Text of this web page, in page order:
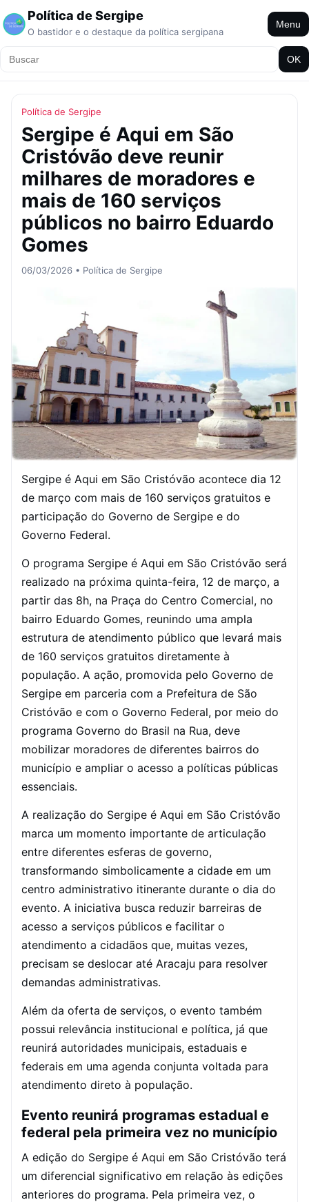
Política de Sergipe
O bastidor e o destaque da política sergipana
Menu
OK
Política de Sergipe
Sergipe é Aqui em São
Cristóvão deve reunir
milhares de moradores e
mais de 160 serviços
públicos no bairro Eduardo
Gomes
06/03/2026 • Política de Sergipe
Sergipe é Aqui em São Cristóvão acontece dia 12
de março com mais de 160 serviços gratuitos e
participação do Governo de Sergipe e do
Governo Federal.
O programa Sergipe é Aqui em São Cristóvão será
realizado na próxima quinta-feira, 12 de março, a
partir das 8h, na Praça do Centro Comercial, no
bairro Eduardo Gomes, reunindo uma ampla
estrutura de atendimento público que levará mais
de 160 serviços gratuitos diretamente à
população. A ação, promovida pelo Governo de
Sergipe em parceria com a Prefeitura de São
Cristóvão e com o Governo Federal, por meio do
programa Governo do Brasil na Rua, deve
mobilizar moradores de diferentes bairros do
município e ampliar o acesso a políticas públicas
essenciais.
A realização do Sergipe é Aqui em São Cristóvão
marca um momento importante de articulação
entre diferentes esferas de governo,
transformando simbolicamente a cidade em um
centro administrativo itinerante durante o dia do
evento. A iniciativa busca reduzir barreiras de
acesso a serviços públicos e facilitar o
atendimento a cidadãos que, muitas vezes,
precisam se deslocar até Aracaju para resolver
demandas administrativas.
Além da oferta de serviços, o evento também
possui relevância institucional e política, já que
reunirá autoridades municipais, estaduais e
federais em uma agenda conjunta voltada para
atendimento direto à população.
Evento reunirá programas estadual e
federal pela primeira vez no município
A edição do Sergipe é Aqui em São Cristóvão terá
um diferencial significativo em relação às edições
anteriores do programa. Pela primeira vez, o